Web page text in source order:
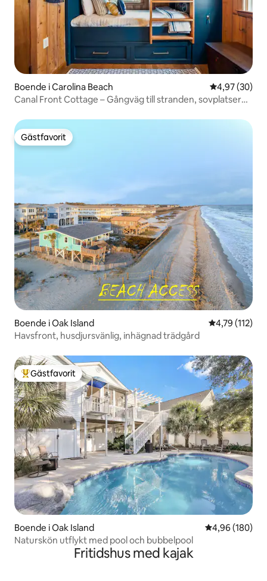
Boende i Carolina Beach 4,97 av 5 i
4,97 (30)
Canal Front Cottage – Gångväg till stranden, sovplatser
Gästfavorit
Gästfavorit
Boende i Oak Island 4,79 av 5 i
4,79 (112)
Havsfront, husdjursvänlig, inhägnad trädgård
Populär gästfavorit
Gästfavorit
Boende i Oak Island 4,96 av 5 i
4,96 (180)
Naturskön utflykt med pool och bubbelpool
Fritidshus med kajak